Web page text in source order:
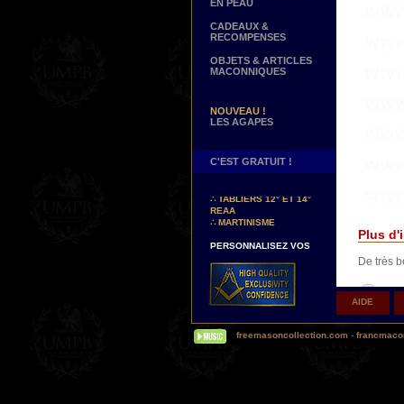
REAA
∴ MARTINISME
PERSONNALISEZ VOS
VOTRE NOM BRODE A LA
MAIN SUR VOTRE
TABLIER, VORE CORDON
OU VOTRE SAUTOIR
NOUVELLE PAGE !
∴TEMOIGNAGES
CLIENTS
EN PEAU
CADEAUX &
RECOMPENSES
OBJETS & ARTICLES
MACONNIQUES
NOUVEAU !
LES AGAPES
C'EST GRATUIT !
AIDE
freemasoncollection.com -
Plus
De très